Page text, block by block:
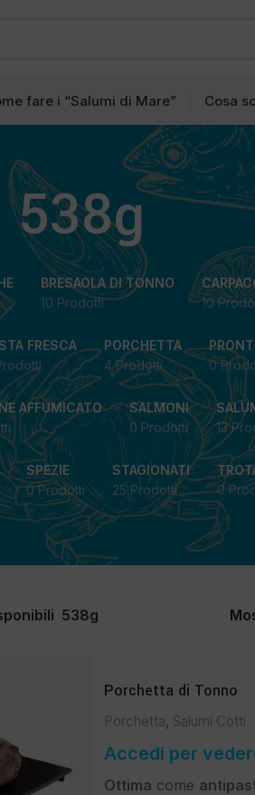
fare i “Salumi di Mare” Cosa
538g
BRESAOLA DI TONNO
10 Prodotti
10
FRESCA
PORCHETTA
4 Prodotti
0
AFFUMICATO
SALMONI
0 Prodotti
13
SPEZIE
0 Prodotti
STAGIONATI
25 Prodotti
0
538g
Porchetta di Tonno
Porchetta, Salumi Cotti
Accedi per
Ottima come